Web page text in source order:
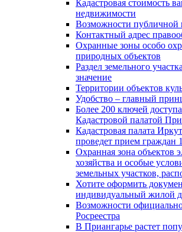
Кадастровая стоимость
недвижимости
Возможности публичной
Контактный адрес
Охранные зоны особо
природных объектов
Раздел земельного
значение
Территории объектов
Удобство – главный
Более 200 ключей
Кадастровой палатой
Кадастровая палата
проведет прием граждан
Охранная зона объектов
хозяйства и особые
земельных участков,
Хотите оформить
индивидуальный жилой
Возможности
Росреестра
В Приангарье растет